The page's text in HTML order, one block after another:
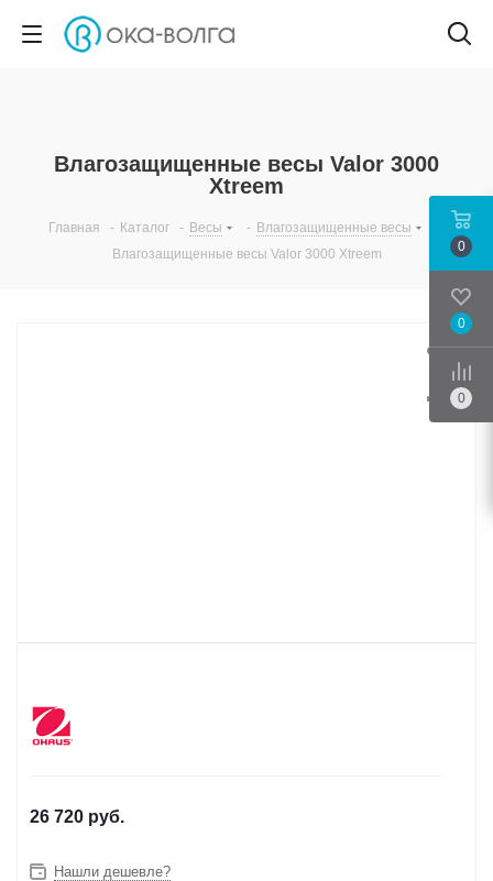
Влагозащищенные весы Valor 3000
Xtreem
Главная - Каталог - Весы - Влагозащищенные весы
Влагозащищенные весы Valor 3000 Xtreem
26 720 руб.
Нашли дешевле?
0
0
0